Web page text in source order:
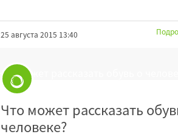
25 августа 2015 13:40
Что может рассказать
человеке?